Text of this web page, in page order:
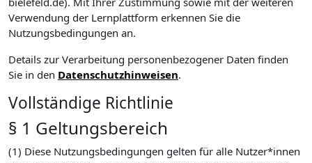
Verwendung der Lernplattform erkennen Sie die
Nutzungsbedingungen an.
Details zur Verarbeitung personenbezogener Daten finden
Sie in den Datenschutzhinweisen.
Vollständige Richtlinie
§ 1 Geltungsbereich
(1) Diese Nutzungsbedingungen gelten für alle Nutzer*innen